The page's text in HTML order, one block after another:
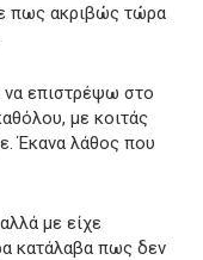
πως ακριβώς τώρα
να επιστρέψω στο
με κοιτάς
Έκανα λάθος που
με είχε
κατάλαβα πως δεν